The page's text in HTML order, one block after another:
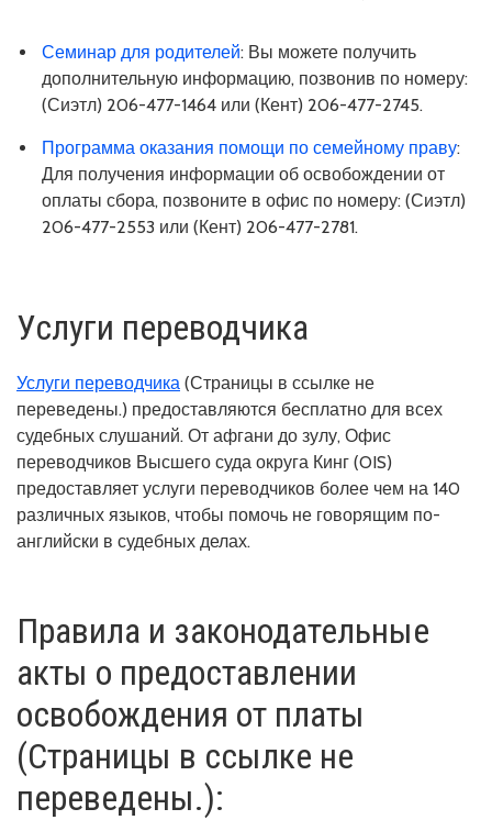
Семинар для родителей: Вы можете получить
дополнительную информацию, позвонив по номеру:
(Сиэтл) 206-477-1464 или (Кент) 206-477-2745.
Программа оказания помощи по семейному праву:
Для получения информации об освобождении от
оплаты сбора, позвоните в офис по номеру: (Сиэтл)
206-477-2553 или (Кент) 206-477-2781.
Услуги переводчика
Услуги переводчика (Страницы в ссылке не
переведены.) предоставляются бесплатно для всех
судебных слушаний. От афгани до зулу, Офис
переводчиков Высшего суда округа Кинг (OIS)
предоставляет услуги переводчиков более чем на 140
различных языков, чтобы помочь не говорящим по-
английски в судебных делах.
Правила и законодательные
акты о предоставлении
освобождения от платы
(Страницы в ссылке не
переведены.):